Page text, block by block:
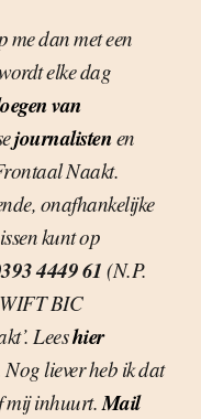
me dan met een
elke dag
van
journalistenen
Naakt.
onafhankelijke
kunt op
4449 61 (N.P.
BIC
Leeshier
liever heb ik dat
mij inhuurt.Mail